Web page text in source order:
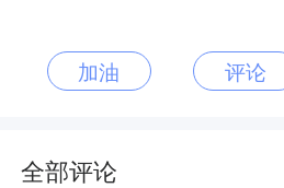
加油 评论
全部评论